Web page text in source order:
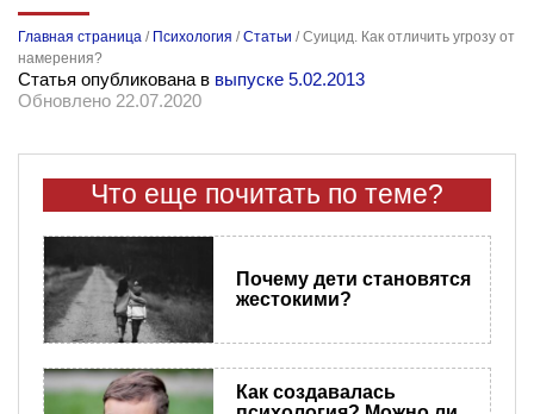
Главная страница / Психология /Статьи /Суицид. Как отличить угрозу от
намерения?
Статья опубликована в выпуске 5.02.2013
Обновлено 22.07.2020
Что еще почитать по теме?
Почему дети становятся
жестокими?
Как создавалась